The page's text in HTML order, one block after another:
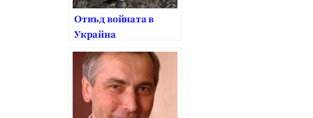
Отвъд войната в
Украйна